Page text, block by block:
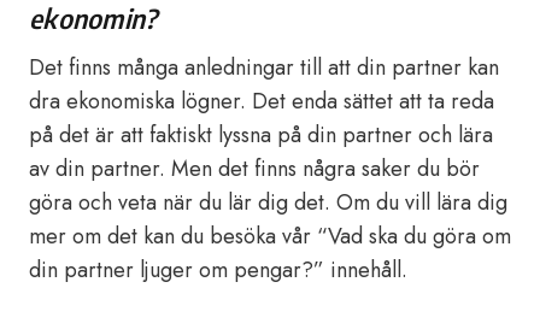
ekonomin?
Det finns många anledningar till att din partner kan
dra ekonomiska lögner. Det enda sättet att ta reda
på det är att faktiskt lyssna på din partner och lära
av din partner. Men det finns några saker du bör
göra och veta när du lär dig det. Om du vill lära dig
mer om det kan du besöka vår “Vad ska du göra om
din partner ljuger om pengar?” innehåll.